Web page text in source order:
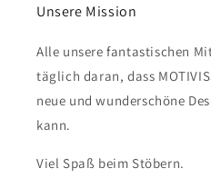
Unsere Mission
Alle unsere fantastischen
täglich daran, dass
neue und wunderschöne
kann.
Viel Spaß beim Stöbern.